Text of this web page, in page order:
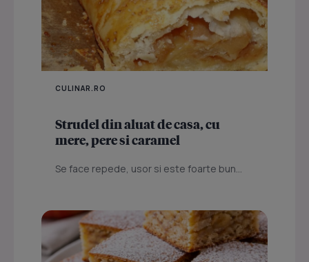
CULINAR.RO
Strudel din aluat de casa, cu
mere, pere si caramel
Se face repede, usor si este foarte bun...